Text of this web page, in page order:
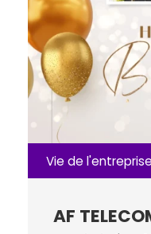
Vie de l'entreprise
AF